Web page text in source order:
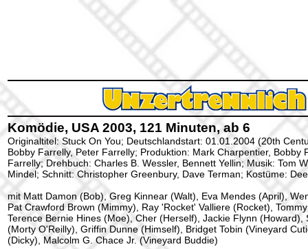
Komödie, USA 2003, 121 Minuten, ab 6
Originaltitel: Stuck On You; Deutschlandstart: 01.01.2004 (20th
Bobby Farrelly, Peter Farrelly; Produktion: Mark Charpentier, Bobby
Farrelly; Drehbuch: Charles B. Wessler, Bennett Yellin; Musik: Tom
Mindel; Schnitt: Christopher Greenbury, Dave Terman; Kostüme:
mit Matt Damon (Bob), Greg Kinnear (Walt), Eva Mendes (April),
Pat Crawford Brown (Mimmy), Ray 'Rocket' Valliere (Rocket),
Terence Bernie Hines (Moe), Cher (Herself), Jackie Flynn (Howard),
(Morty O'Reilly), Griffin Dunne (Himself), Bridget Tobin (Vineyard
(Dicky), Malcolm G. Chace Jr. (Vineyard Buddie)